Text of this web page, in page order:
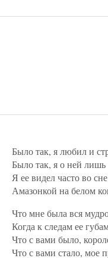
Было так, я любил и
Было так, я о ней лишь
Я ее видел часто во сне
Амазонкой на белом
Что мне была вся
Когда к следам ее
Что с вами было,
Что с вами стало, мое